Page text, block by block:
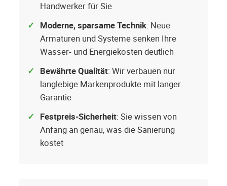
Handwerker für Sie
Moderne, sparsame Technik: Neue
Armaturen und Systeme senken Ihre
Wasser- und Energiekosten deutlich
Bewährte Qualität: Wir verbauen nur
langlebige Markenprodukte mit langer
Garantie
Festpreis-Sicherheit: Sie wissen von
Anfang an genau, was die Sanierung
kostet